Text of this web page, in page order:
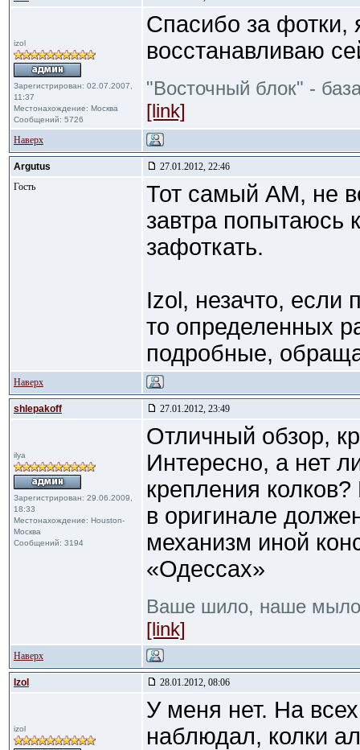
izol
Зарегистрирован: 02.07.2007,
11:37
Местонахождение: Москва
Сообщений: 5726
Спасибо за фотки,
восстанавливаю
"Восточный блок" -
[link]
Наверх
Argutus
27.01.2012, 22:46
Гость
Тот самый АМ, не
завтра попытаюсь
зафоткать.
Izol, незачто, если
то определенных
подробные,
Наверх
shlepakoff 27.01.2012, 23:49
ilya
Зарегистрирован: 29.06.2009,
18:33
Местонахождение: Houston-
Москва
Сообщений: 3194
Отличный обзор,
Интересно, а нет
крепления
в оригинале
механизм иной
«Одессах»
Ваше шило, наше
[link]
Наверх
Izol 28.01.2012, 08:06
izol
У меня нет. На
наблюдал, колки